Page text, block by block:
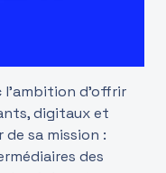
l’ambition d’offrir
digitaux et
sa mission :
des